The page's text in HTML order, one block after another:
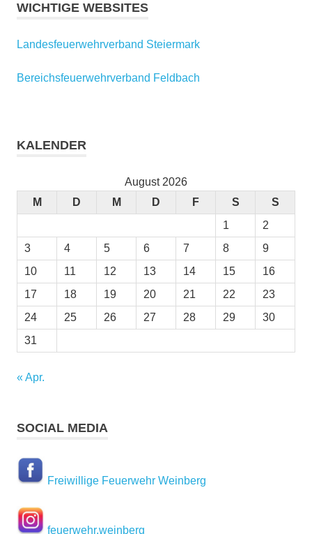
WICHTIGE WEBSITES
Landesfeuerwehrverband Steiermark
Bereichsfeuerwehrverband Feldbach
KALENDER
August 2026
M
D M D F S
S
1
2
3
4 5 6 7 8
9
10
11 12 13 14 15
16
17
18 19 20 21 22
23
24
25 26 27 28 29
30
31
« Apr.
SOCIAL MEDIA
Freiwillige Feuerwehr Weinberg
feuerwehr.weinberg